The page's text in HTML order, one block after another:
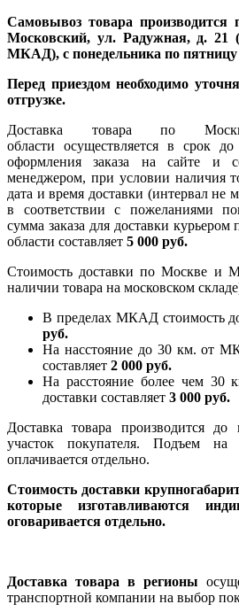
Самовывоз товара производится
Московский, ул. Радужная, д.
МКАД), с понедельника по пятницу
Перед приездом необходимо
отгрузке.
Доставка товара по
области осуществляется в срок
оформления заказа на сайте и
менеджером, при условии наличия
дата и время доставки (интервал не
в соответствии с пожеланиями
сумма заказа для доставки
области составляет 5 000 руб.
Стоимость доставки по Москве и
наличии товара на московском
В пределах МКАД стоимость
руб.
На насcтояние до 30 км. от
составляет 2 000 руб.
На расстояние более чем
доставки составляет 3 000 руб.
Доставка товара производится
участок покупателя. Подъем на
оплачивается отдельно.
Стоимость доставки
которые изготавливаются
оговаривается отдельно.
Доставка товара в регионы
транспортной компании на выбор